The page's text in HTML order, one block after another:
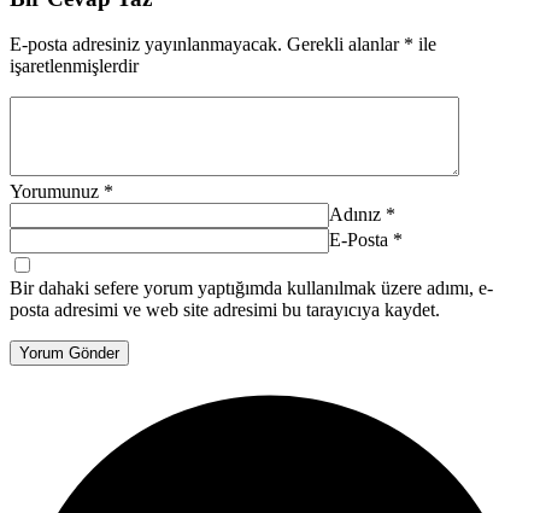
E-posta adresiniz yayınlanmayacak. Gerekli alanlar * ile
işaretlenmişlerdir
Yorumunuz *
Adınız *
E-Posta *
Bir dahaki sefere yorum yaptığımda kullanılmak üzere adımı, e-
posta adresimi ve web site adresimi bu tarayıcıya kaydet.
Yorum Gönder